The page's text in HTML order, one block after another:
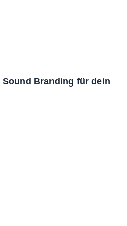
Sound Branding für dein